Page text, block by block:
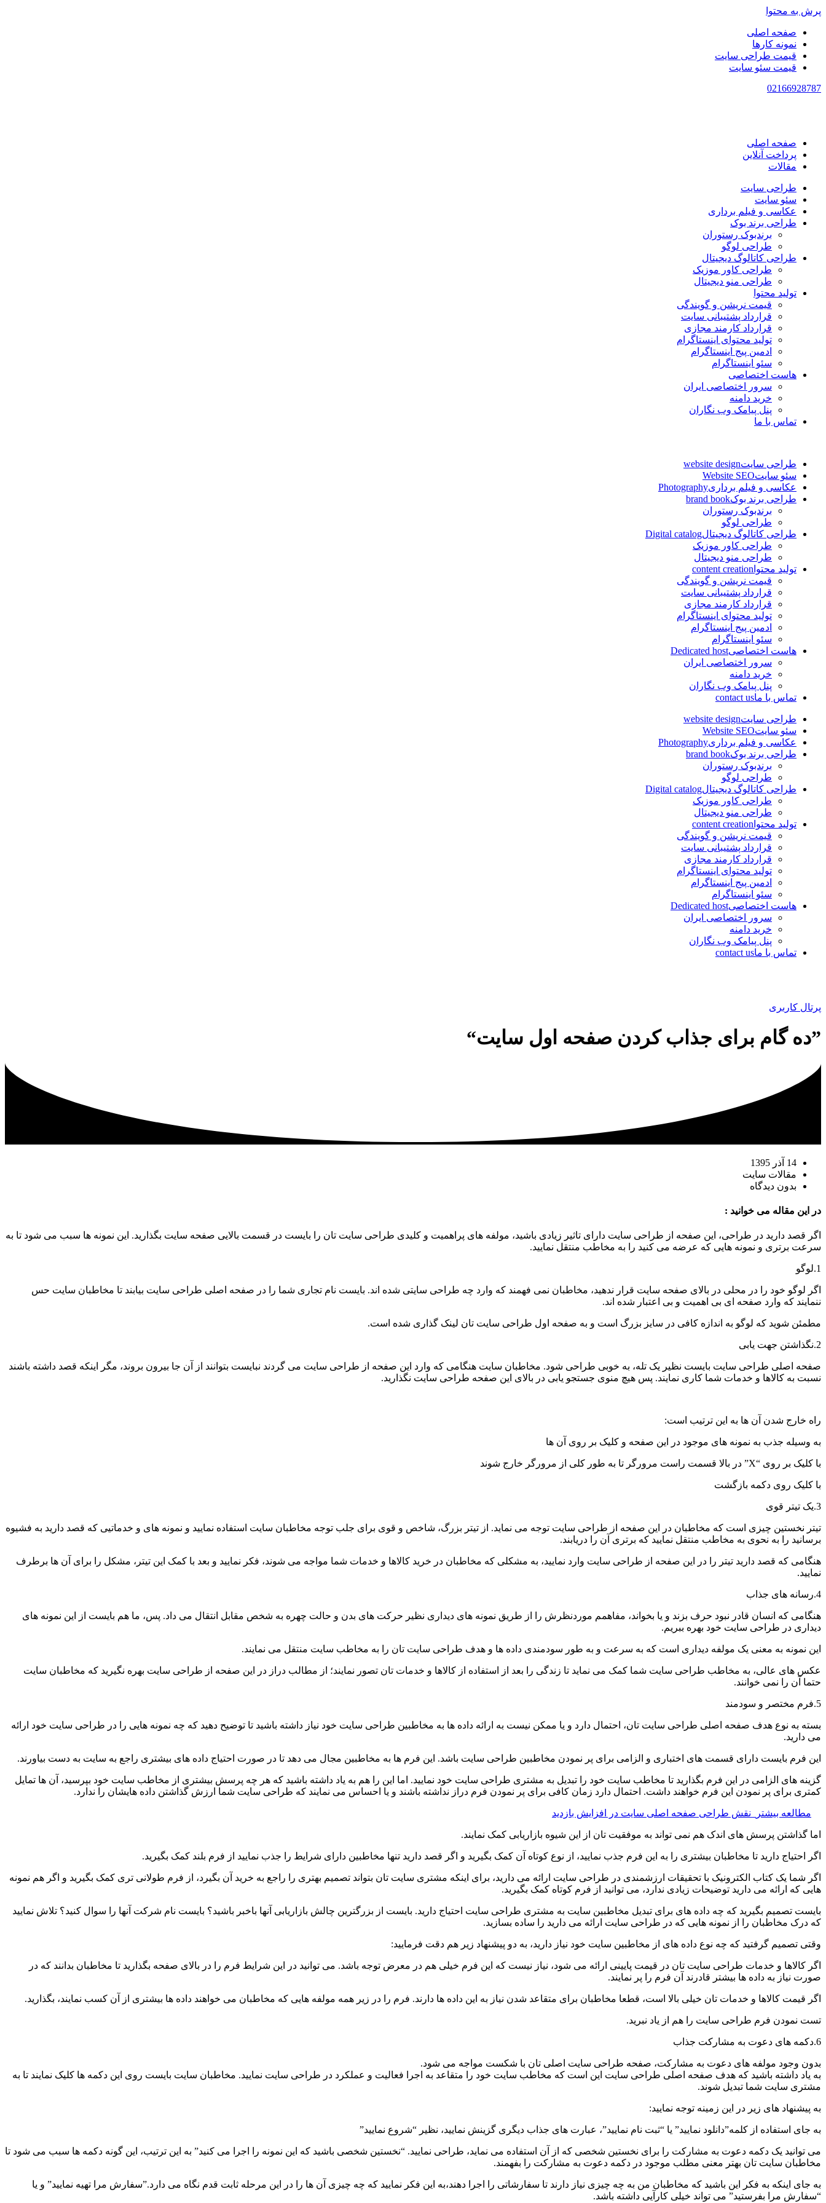
پرش به محتوا
صفحه اصلی
نمونه کارها
قیمت طراحی سایت
قیمت سئو سایت
02166928787
صفحه اصلی
پرداخت آنلاین
مقالات
طراحی سایت
سئو سایت
عکاسی و فیلم برداری
طراحی برند بوک
برندبوک رستوران
طراحی لوگو
طراحی کاتالوگ دیجیتال
طراحی کاور موزیک
طراحی منو دیجیتال
تولید محتوا
قیمت نریشن و گویندگی
قرارداد پشتیبانی سایت
قرارداد کارمند مجازی
تولید محتوای اینستاگرام
ادمین پیج اینستاگرام
سئو اینستاگرام
هاست اختصاصی
سرور اختصاصی ایران
خرید دامنه
پنل پیامک وب نگاران
تماس با ما
طراحی سایتwebsite design
سئو سایتWebsite SEO
عکاسی و فیلم برداریPhotography
طراحی برند بوکbrand book
برندبوک رستوران
طراحی لوگو
طراحی کاتالوگ دیجیتالDigital catalog
طراحی کاور موزیک
طراحی منو دیجیتال
تولید محتوا content creation
قیمت نریشن و گویندگی
قرارداد پشتیبانی سایت
قرارداد کارمند مجازی
تولید محتوای اینستاگرام
ادمین پیج اینستاگرام
سئو اینستاگرام
هاست اختصاصیDedicated host
سرور اختصاصی ایران
خرید دامنه
پنل پیامک وب نگاران
تماس با ماcontact us
طراحی سایتwebsite design
سئو سایتWebsite SEO
عکاسی و فیلم برداریPhotography
طراحی برند بوکbrand book
برندبوک رستوران
طراحی لوگو
طراحی کاتالوگ دیجیتالDigital catalog
طراحی کاور موزیک
طراحی منو دیجیتال
تولید محتوا content creation
قیمت نریشن و گویندگی
قرارداد پشتیبانی سایت
قرارداد کارمند مجازی
تولید محتوای اینستاگرام
ادمین پیج اینستاگرام
سئو اینستاگرام
هاست اختصاصیDedicated host
سرور اختصاصی ایران
خرید دامنه
پنل پیامک وب نگاران
تماس با ماcontact us
پرتال کاربری
”ده گام برای جذاب کردن صفحه اول سایت“
14 آذر 1395
مقالات سایت
بدون دیدگاه
در این مقاله می خوانید :
اگر قصد دارید در طراحی، این صفحه از طراحی سایت دارای تاثیر زیادی باشید، مولفه های پراهمیت و کلیدی طراحی سایت تان را بایست در قسمت بالایی صفحه سایت بگذارید. این نمونه ها سبب می شود تا به
سرعت برتری و نمونه هایی که عرضه می کنید را به مخاطب منتقل نمایید.
1.لوگو
اگر لوگو خود را در محلی در بالای صفحه سایت قرار ندهید، مخاطبان نمی فهمند که وارد چه طراحی سایتی شده اند. بایست نام تجاری شما را در صفحه اصلی طراحی سایت بیابند تا مخاطبان سایت حس
ننمایند که وارد صفحه ای بی اهمیت و بی اعتبار شده اند.
مطمئن شوید که لوگو به اندازه کافی در سایز بزرگ است و به صفحه اول طراحی سایت تان لینک گذاری شده است.
2.نگذاشتن جهت یابی
صفحه اصلی طراحی سایت بایست نظیر یک تله، به خوبی طراحی شود. مخاطبان سایت هنگامی که وارد این صفحه از طراحی سایت می گردند نبایست بتوانند از آن جا بیرون بروند، مگر اینکه قصد داشته باشند
نسبت به کالاها و خدمات شما کاری نمایند. پس هیچ منوی جستجو یابی در بالای این صفحه طراحی سایت نگذارید.
راه خارج شدن آن ها به این ترتیب است:
به وسیله جذب به نمونه های موجود در این صفحه و کلیک بر روی آن ها
با کلیک بر روی “X” در بالا قسمت راست مرورگر تا به طور کلی از مرورگر خارج شوند
با کلیک روی دکمه بازگشت
3.یک تیتر قوی
تیتر نخستین ​چیزی است که مخاطبان در این صفحه از طراحی سایت توجه می نماید. از تیتر بزرگ، شاخص و قوی برای جلب توجه مخاطبان سایت استفاده نمایید و نمونه های و خدماتیی که قصد دارید به فشیوه
برسانید را به نحوی به مخاطب منتقل نمایید که برتری آن را دریابند.
هنگامی که قصد دارید تیتر را در این صفحه از طراحی سایت وارد نمایید، به مشکلی که مخاطبان در خرید کالاها و خدمات شما مواجه می شوند، فکر نمایید و بعد با کمک این تیتر، مشکل را برای آن ها برطرف
نمایید.
4.رسانه های جذاب
هنگامی که انسان قادر نبود حرف بزند و یا بخواند، مفاهمم موردنظرش را از طریق نمونه های دیداری نظیر حرکت های بدن و حالت چهره به شخص مقابل انتقال می داد. پس، ما هم بایست از این نمونه های
دیداری در طراحی سایت خود بهره ببریم.
این نمونه به معنی یک مولفه دیداری است که به سرعت و به طور سودمندی داده ها و هدف طراحی سایت تان را به مخاطب سایت منتقل می نمایند.
عکس های عالی، به مخاطب طراحی سایت شما کمک می نماید تا زندگی را بعد از استفاده از کالاها و خدمات تان تصور نمایند؛ از مطالب دراز در این صفحه از طراحی سایت بهره نگیرید که مخاطبان سایت
حتما آن را نمی خوانند.
5.فرم مختصر و سودمند
بسته به نوع هدف صفحه اصلی طراحی سایت تان، احتمال دارد و یا ممکن نیست به ارائه داده ها به مخاطبین طراحی سایت خود نیاز داشته باشید تا توضیح دهید که چه نمونه هایی را در طراحی سایت خود ارائه
می دارید.
این فرم بایست دارای قسمت های اختباری و الزامی برای پر نمودن مخاطبین طراحی سایت باشد. این فرم ها به مخاطبین مجال می دهد تا در صورت احتیاج داده های بیشتری راجع به سایت به دست بیاورند.
گزینه های الزامی در این فرم بگذارید تا مخاطب سایت خود را تبدیل به مشتری طراحی سایت خود نمایید. اما این را هم به یاد داشته باشید که هر چه پرسش بیشتری از مخاطب سایت خود بپرسید، آن ها تمایل
کمتری برای پر نمودن این فرم خواهند داشت. احتمال دارد زمان کافی برای پر نمودن فرم دراز نداشته باشند و یا احساس می نمایند که طراحی سایت شما ارزش گذاشتن داده هایشان را ندارد.
مطالعه بیشتر نقش طراحی صفحه اصلی سایت در افزایش بازدید
اما گذاشتن پرسش های اندک هم نمی تواند به موفقیت تان از این شیوه بازاریابی کمک نمایند.
اگر احتیاج دارید تا مخاطبان بیشتری را به این فرم جذب نمایید، از نوع کوتاه آن کمک بگیرید و اگر قصد دارید تنها مخاطبین دارای شرایط را جذب نمایید از فرم بلند کمک بگیرید.
اگر شما یک کتاب الکترونیک با تحقیقات ارزشمندی در طراحی سایت ارائه می دارید، برای اینکه مشتری سایت تان بتواند تصمیم بهتری را راجع به خرید آن بگیرد، از فرم طولانی تری کمک بگیرید و اگر هم نمونه
هایی که ارائه می دارید توضیحات زیادی ندارد، می توانید از فرم کوتاه کمک بگیرید.
بایست تصمیم بگیرید که چه داده های برای تبدیل مخاطبین سایت به مشتری طراحی سایت احتیاج دارید. بایست از بزرگترین چالش بازاریابی آنها باخبر باشید؟ بایست نام شرکت آنها را سوال کنید؟ تلاش نمایید
که درک مخاطبان را از نمونه هایی که در طراحی سایت ارائه می دارید را ساده بسازید.
وقتی تصمیم گرفتید که چه نوع داده های از مخاطبین سایت خود نیاز دارید، به دو پیشنهاد زیر هم دقت فرمایید:
اگر کالاها و خدمات طراحی سایت تان در قیمت پایینی ارائه می شود، نیاز نیست که این فرم خیلی هم در معرض توجه باشد. می توانید در این شرایط فرم را در بالای صفحه بگذارید تا مخاطبان بدانند که در
صورت نیاز به داده ها بیشتر قادرند آن فرم را پر نمایند.
اگر قیمت کالاها و خدمات تان خیلی بالا است، قطعا مخاطبان برای متقاعد شدن نیاز به این داده ها دارند. فرم را در زیر همه مولفه هایی که مخاطبان می خواهند داده ها بیشتری از آن کسب نمایند، بگذارید.
تست نمودن فرم طراحی سایت را هم از یاد نبرید.
6.دکمه های دعوت به مشارکت جذاب
بدون وجود مولفه های دعوت به مشارکت، صفحه طراحی سایت اصلی تان با شکست مواجه می شود.
به یاد داشته باشید که هدف صفحه اصلی طراحی سایت این است که مخاطب سایت خود را متقاعد به اجرا فعالیت و عملکرد در طراحی سایت نمایید. مخاطبان سایت بایست روی این دکمه ها کلیک نمایند تا به
مشتری سایت شما تبدیل شوند.
به پیشنهاد های زیر در این زمینه توجه نمایید:
به جای استفاده از کلمه”دانلود نمایید” یا “ثبت نام نمایید”، عبارت های جذاب دیگری گزینش نمایید، نظیر “شروع نمایید”
می توانید یک دکمه دعوت به مشارکت را برای نخستین شخصی که از آن استفاده می نماید، طراحی نمایید. “نخستین شخصی باشید که این نمونه را اجرا می کنید” به این ترتیب، این گونه دکمه ها سبب می شود تا
مخاطبان سایت تان بهتر معنی مطلب موجود در دکمه دعوت به مشارکت را بفهمند.
به جای اینکه به فکر این باشید که مخاطبان من به چه چیزی نیاز دارند تا سفارشاتی را اجرا دهند،به این فکر نمایید که چه چیزی آن ها را در این مرحله ثابت قدم نگاه می دارد.”سفارش مرا تهیه نمایید” و یا
“سفارش مرا بفرستید” می تواند خیلی کارآیی داشته باشد.